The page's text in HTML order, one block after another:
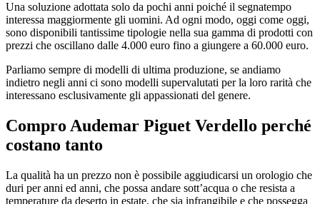
Una soluzione adottata solo da pochi anni poiché il segnatempo
interessa maggiormente gli uomini. Ad ogni modo, oggi come oggi,
sono disponibili tantissime tipologie nella sua gamma di prodotti con
prezzi che oscillano dalle 4.000 euro fino a giungere a 60.000 euro.
Parliamo sempre di modelli di ultima produzione, se andiamo
indietro negli anni ci sono modelli supervalutati per la loro rarità che
interessano esclusivamente gli appassionati del genere.
Compro Audemar Piguet Verdello perché
costano tanto
La qualità ha un prezzo non è possibile aggiudicarsi un orologio che
duri per anni ed anni, che possa andare sott’acqua o che resista a
temperature da deserto in estate, che sia infrangibile e che possegga